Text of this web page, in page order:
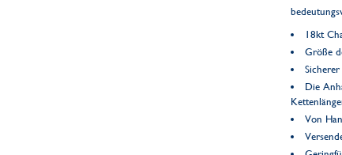
18kt
Größe
Sicherer
Die
Von